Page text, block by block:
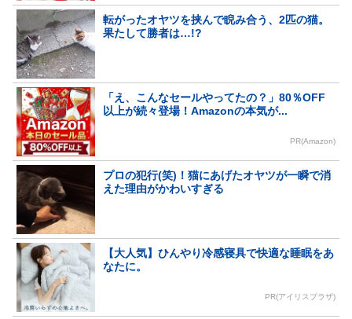
転がったオヤツを挟んで睨み合う、2匹の猫。
果たして勝者は…!?
「え、こんなセールやってたの？」80％OFF
以上が続々登場！Amazonの本気が...
PR(Amazon)
プロの犯行(笑)！猫にあげたオヤツが一瞬で消
えた理由がかわいすぎる
【大人気】ひんやり冷感寝具で快適な睡眠をあ
なたに。
PR(アイリスプラザ)